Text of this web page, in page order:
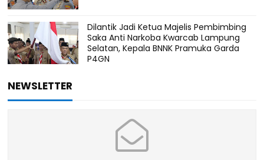
Dilantik Jadi Ketua Majelis Pembimbing
Saka Anti Narkoba Kwarcab Lampung
Selatan, Kepala BNNK Pramuka Garda
P4GN
NEWSLETTER